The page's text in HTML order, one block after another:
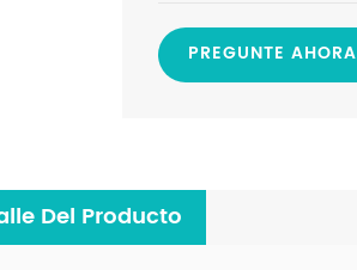
PREGUNTE AHORA
Del Producto